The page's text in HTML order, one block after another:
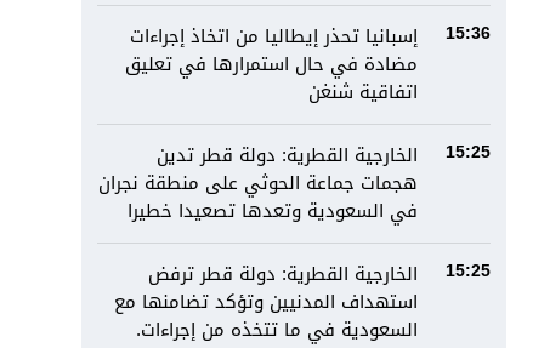
15:36
إسبانيا تحذر إيطاليا من اتخاذ إجراءات
مضادة في حال استمرارها في تعليق
اتفاقية شنغن
15:25
الخارجية القطرية: دولة قطر تدين
هجمات جماعة الحوثي على منطقة نجران
في السعودية وتعدها تصعيدا خطيرا
15:25
الخارجية القطرية: دولة قطر ترفض
استهداف المدنيين وتؤكد تضامنها مع
السعودية في ما تتخذه من إجراءات.